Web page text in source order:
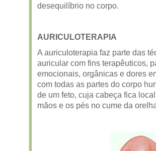
desequilíbrio no corpo.
AURICULOTERAPIA
A auriculoterapia faz parte das
auricular com fins terapêuticos,
emocionais, orgânicas e dores
com todas as partes do corpo
de um feto, cuja cabeça fica
mãos e os pés no cume da